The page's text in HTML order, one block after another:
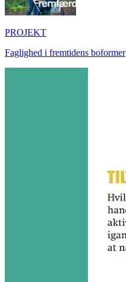
PROJEKT
Faglighed i fremtidens boformer